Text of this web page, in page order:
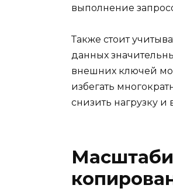
выполнение
Также стоит
данных
внешних ключей
избегать
снизить нагрузку и